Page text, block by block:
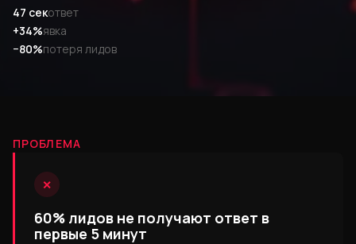
47 секответ
+34%явка
−80%потеря лидов
ПРОБЛЕМА
✕
60% лидов не получают ответ в
первые 5 минут